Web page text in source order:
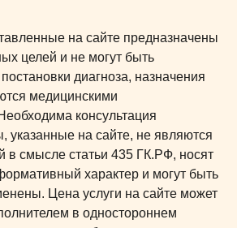
на сайте предназначены
целей и не могут быть
диагноза, назначения
медицинскими
консультация
указанные на сайте, не являются
в смысле статьи 435 ГК.РФ, носят
характер и могут быть
Цена услуги на сайте может
в одностороннем